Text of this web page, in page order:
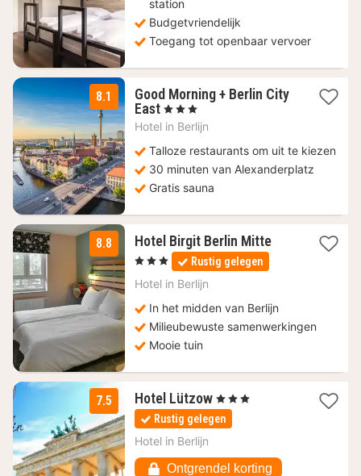
station
Budgetvriendelijk
Toegang tot openbaar vervoer
8.1
Good Morning + Berlin City
East 1
nacht
55,90
€
, 3 Sterren
Hotel in Berlijn
Talloze restaurants om uit te kiezen
30 minuten van Alexanderplatz
Gratis sauna
8.8 Hotel Birgit Berlin Mitte2
, 3 Sterren Rustig gelegen
Hotel in Berlijn
In het midden van Berlijn
Milieubewuste samenwerkingen
Mooie tuin
7.5 Hotel Lützow 1
nacht
vanaf
€
, 3 Sterren
Rustig gelegen
Hotel in Berlijn
Ontgrendel korting